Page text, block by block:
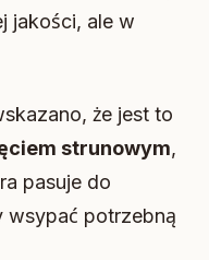
jakości, ale w
że jest to
strunowym,
pasuje do
wsypać potrzebną